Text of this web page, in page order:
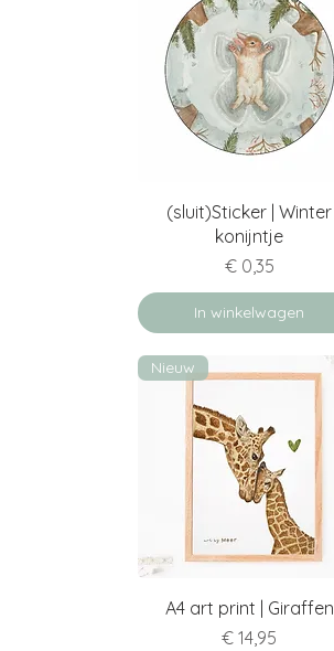
Snel overzicht
(sluit)Sticker | Winter
konijntje
Prijs
€ 0,35
In winkelwagen
Snel overzicht
Nieuw
A4 art print | Giraffen
Prijs
€ 14,95